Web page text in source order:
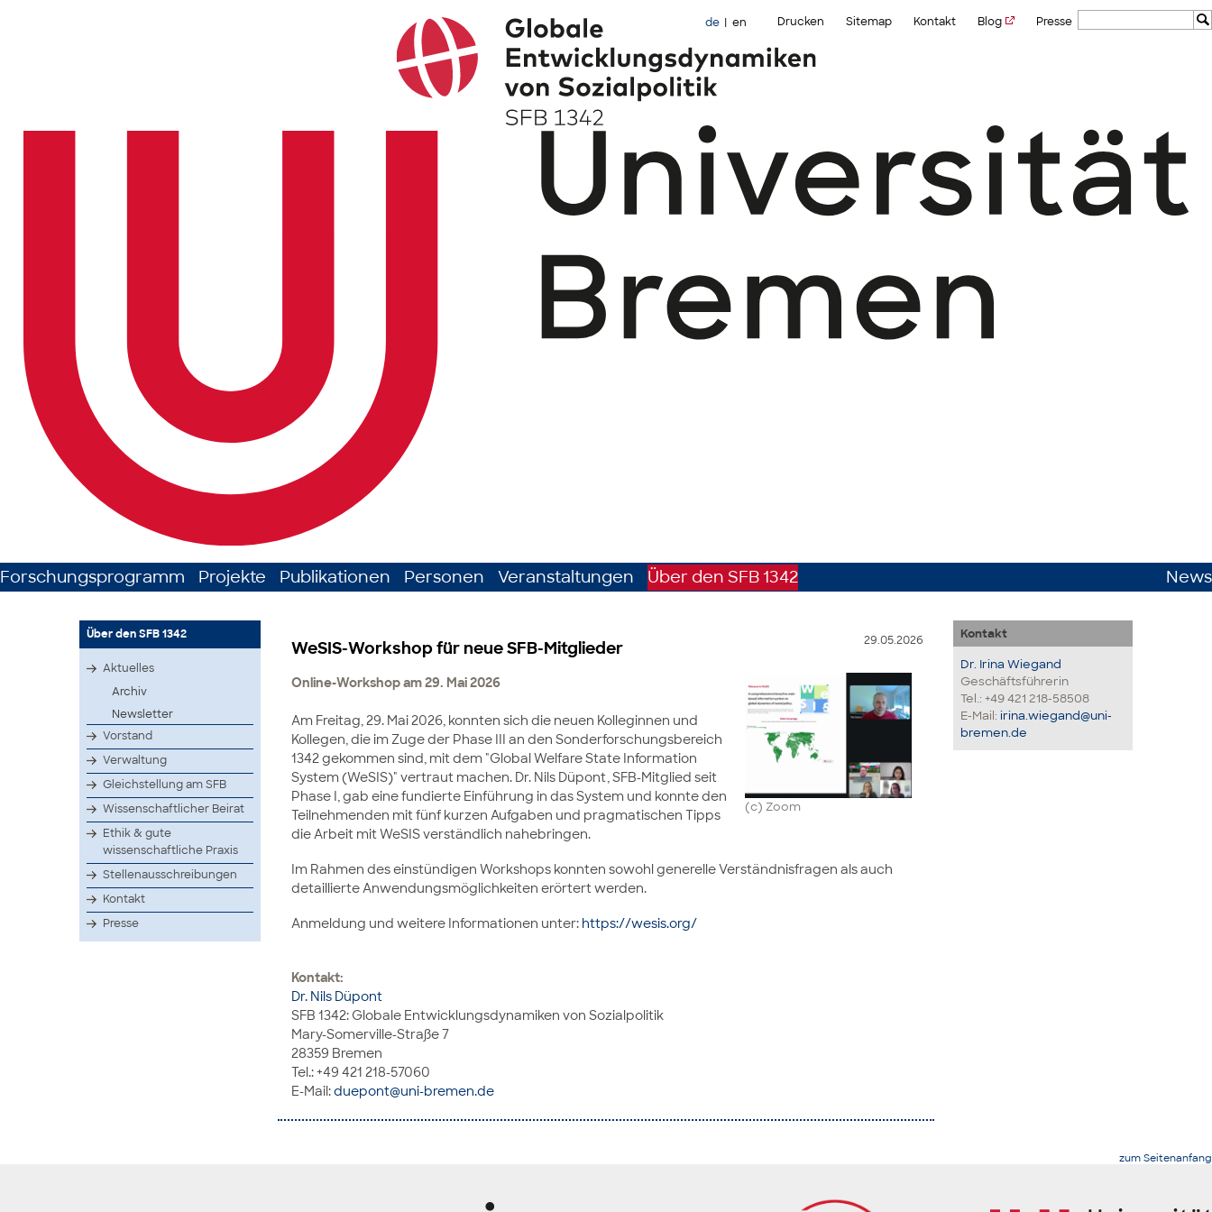
de en Drucken Sitemap Kontakt Blog Presse
Forschungsprogramm Projekte Publikationen Personen Veranstaltungen Über den SFB 1342 News
Über den SFB 1342
Aktuelles
Archiv
Newsletter
Vorstand
Verwaltung
Gleichstellung am SFB
Wissenschaftlicher Beirat
Ethik & gute
wissenschaftliche Praxis
Stellenausschreibungen
Kontakt
Presse
29.05.2026
WeSIS-Workshop für neue SFB-Mitglieder
(c) Zoom
Online-Workshop am 29. Mai 2026
Am Freitag, 29. Mai 2026, konnten sich die neuen Kolleginnen und
Kollegen, die im Zuge der Phase III an den Sonderforschungsbereich
1342 gekommen sind, mit dem "Global Welfare State Information
System (WeSIS)" vertraut machen. Dr. Nils Düpont, SFB-Mitglied seit
Phase I, gab eine fundierte Einführung in das System und konnte den
Teilnehmenden mit fünf kurzen Aufgaben und pragmatischen Tipps
die Arbeit mit WeSIS verständlich nahebringen.
Im Rahmen des einstündigen Workshops konnten sowohl generelle Verständnisfragen als auch
detaillierte Anwendungsmöglichkeiten erörtert werden.
Anmeldung und weitere Informationen unter: https://wesis.org/
Kontakt:
Dr. Nils Düpont
SFB 1342: Globale Entwicklungsdynamiken von Sozialpolitik
Mary-Somerville-Straße 7
28359 Bremen
Tel.: +49 421 218-57060
E-Mail:duepont@uni-bremen.de
Kontakt
Dr. Irina Wiegand
Geschäftsführerin
Tel.: +49 421 218-58508
E-Mail: irina.wiegand@uni-
bremen.de
zum Seitenanfang